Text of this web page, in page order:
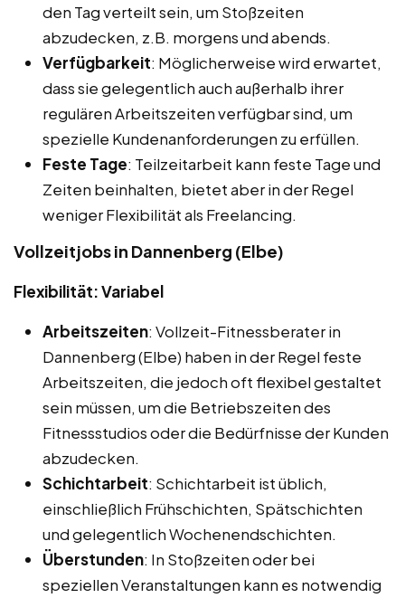
den Tag verteilt sein, um Stoßzeiten
abzudecken, z.B. morgens und abends.
Verfügbarkeit: Möglicherweise wird erwartet,
dass sie gelegentlich auch außerhalb ihrer
regulären Arbeitszeiten verfügbar sind, um
spezielle Kundenanforderungen zu erfüllen.
Feste Tage: Teilzeitarbeit kann feste Tage und
Zeiten beinhalten, bietet aber in der Regel
weniger Flexibilität als Freelancing.
Vollzeitjobs in Dannenberg (Elbe)
Flexibilität: Variabel
Arbeitszeiten: Vollzeit-Fitnessberater in
Dannenberg (Elbe) haben in der Regel feste
Arbeitszeiten, die jedoch oft flexibel gestaltet
sein müssen, um die Betriebszeiten des
Fitnessstudios oder die Bedürfnisse der Kunden
abzudecken.
Schichtarbeit: Schichtarbeit ist üblich,
einschließlich Frühschichten, Spätschichten
und gelegentlich Wochenendschichten.
Überstunden: In Stoßzeiten oder bei
speziellen Veranstaltungen kann es notwendig